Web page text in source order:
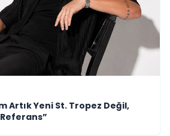
Artık Yeni St. Tropez Değil,